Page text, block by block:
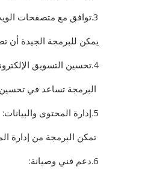
3.توافق مع متصفحات الويب:
يمكن للبرمجة الجيدة
4.تحسين التسويق الإلكتروني:
البرمجة تساعد في تحسين
5.إدارة المحتوى والبيانات:
تمكن البرمجة من إدارة
6.دعم فني وصيانة: